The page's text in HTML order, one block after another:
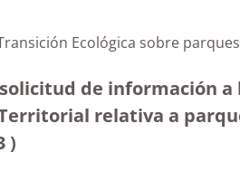
Ecológica sobre
de información a
relativa a
)